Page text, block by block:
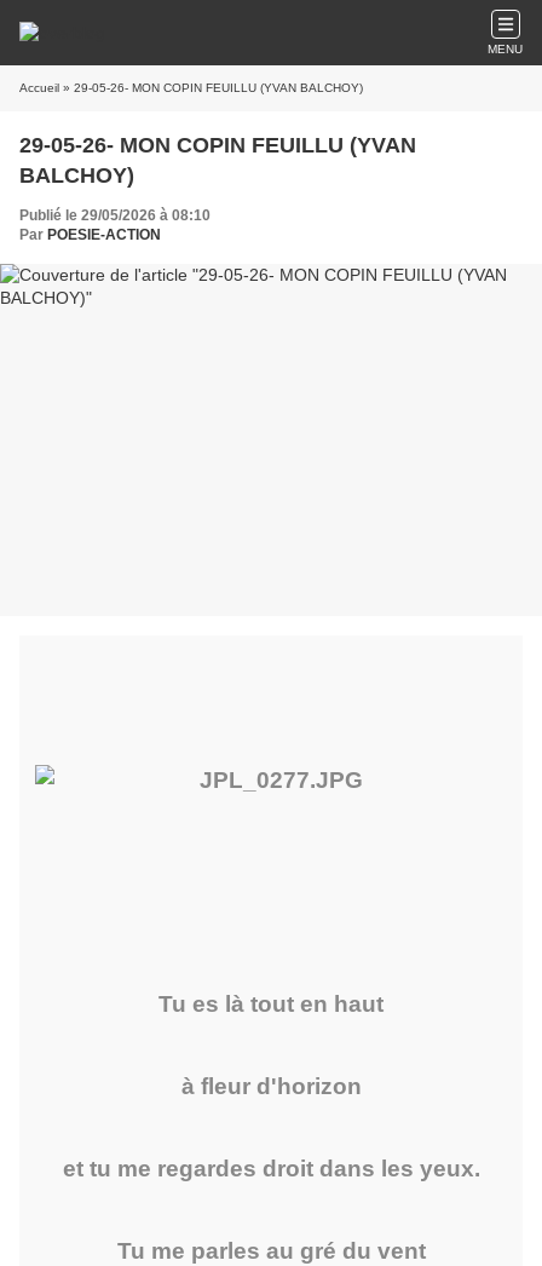
MENU
Accueil » 29-05-26- MON COPIN FEUILLU (YVAN BALCHOY)
29-05-26- MON COPIN FEUILLU (YVAN
BALCHOY)
Publié le 29/05/2026 à 08:10
Par POESIE-ACTION
Tu es là tout en haut
à fleur d'horizon
et tu me regardes droit dans les yeux.
Tu me parles au gré du vent